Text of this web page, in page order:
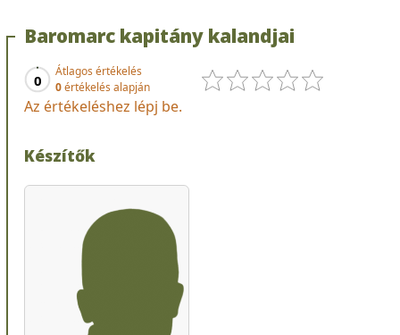
Baromarc kapitány kalandjai
0
Átlagos értékelés
0értékelés alapján
Az értékeléshez lépj be.
Készítők